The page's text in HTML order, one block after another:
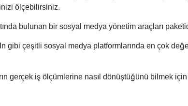
ölçebilirsiniz.
bulunan bir sosyal medya yönetim araçları
gibi çeşitli sosyal medya platformlarında en çok
gerçek iş ölçümlerine nasıl dönüştüğünü bilmek